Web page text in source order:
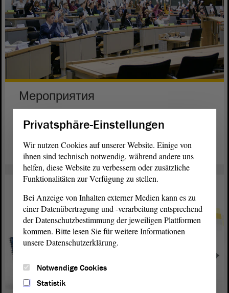
Мероприятия
Privatsphäre-Einstellungen
Wir nutzen Cookies auf unserer Website. Einige von
ihnen sind technisch notwendig, während andere uns
helfen, diese Website zu verbessern oder zusätzliche
Funktionalitäten zur Verfügung zu stellen.
Bei Anzeige von Inhalten externer Medien kann es zu
einer Datenübertragung und -verarbeitung entsprechend
der Datenschutzbestimmung der jeweiligen Plattformen
kommen. Bitte lesen Sie für weitere Informationen
unsere Datenschutzerklärung.
Notwendige Cookies
Statistik